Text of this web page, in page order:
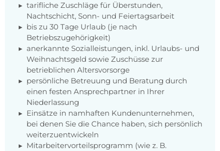
tarifliche Zuschläge für Überstunden,
Nachtschicht, Sonn- und Feiertagsarbeit
bis zu 30 Tage Urlaub (je nach
Betriebszugehörigkeit)
anerkannte Sozialleistungen, inkl. Urlaubs- und
Weihnachtsgeld sowie Zuschüsse zur
betrieblichen Altersvorsorge
persönliche Betreuung und Beratung durch
einen festen Ansprechpartner in Ihrer
Niederlassung
Einsätze in namhaften Kundenunternehmen,
bei denen Sie die Chance haben, sich persönlich
weiterzuentwickeln
Mitarbeitervorteilsprogramm (wie z. B.